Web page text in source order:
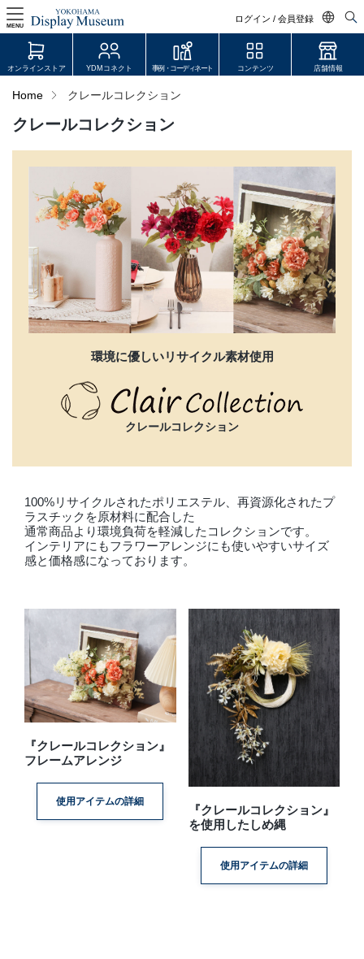
ログイン / 会員登録
日本語
MENU
ログイン・会員登録
オンラインストア
YDM Connect
会員登録・取引申請
リンク
店舗情報・営業日
採用情報
お問い合わせ
プライバシーポリシー
OFFICIAL SNS
オンラインストア YDMコネクト 事例・コーディネート コンテンツ 店舗情報
Home クレールコレクション
クレールコレクション
環境に優しいリサイクル素材使用
クレールコレクション
100%リサイクルされたポリエステル、再資源化されたプ
ラスチックを原材料に配合した
通常商品より環境負荷を軽減したコレクションです。
インテリアにもフラワーアレンジにも使いやすいサイズ
感と価格感になっております。
『クレールコレクション』
フレームアレンジ
使用アイテムの詳細
『クレールコレクション』
を使用したしめ縄
使用アイテムの詳細